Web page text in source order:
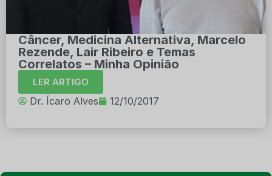
Câncer, Medicina Alternativa, Marcelo
Rezende, Lair Ribeiro e Temas
Correlatos – Minha Opinião
LER ARTIGO
Dr. Ícaro Alves 12/10/2017